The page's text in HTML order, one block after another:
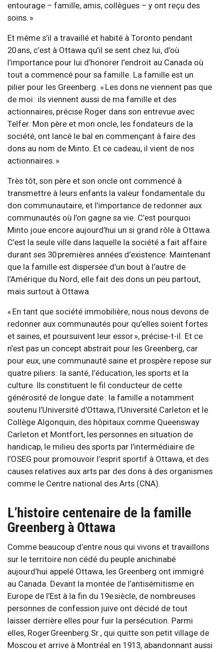
entourage – famille, amis, collègues – y ont reçu des
soins. »
Et même s’il a travaillé et habité à Toronto pendant
20 ans, c’est à Ottawa qu’il se sent chez lui, d’où
l’importance pour lui d’honorer l’endroit au Canada où
tout a commencé pour sa famille. La famille est un
pilier pour les Greenberg. « Les dons ne viennent pas que
de moi : ils viennent aussi de ma famille et des
actionnaires, précise Roger dans son entrevue avec
Telfer. Mon père et mon oncle, les fondateurs de la
société, ont lancé le bal en commençant à faire des
dons au nom de Minto. Et ce cadeau, il vient de nos
actionnaires. »
Très tôt, son père et son oncle ont commencé à
transmettre à leurs enfants la valeur fondamentale du
don communautaire, et l’importance de redonner aux
communautés où l’on gagne sa vie. C’est pourquoi
Minto joue encore aujourd’hui un si grand rôle à Ottawa.
C’est la seule ville dans laquelle la société a fait affaire
durant ses 30 premières années d’existence. Maintenant
que la famille est dispersée d’un bout à l’autre de
l’Amérique du Nord, elle fait des dons un peu partout,
mais surtout à Ottawa.
« En tant que société immobilière, nous nous devons de
redonner aux communautés pour qu’elles soient fortes
et saines, et poursuivent leur essor », précise-t-il. Et ce
n’est pas un concept abstrait pour les Greenberg, car
pour eux, une communauté saine et prospère repose sur
quatre piliers : la santé, l’éducation, les sports et la
culture. Ils constituent le fil conducteur de cette
générosité de longue date : la famille a notamment
soutenu l’Université d’Ottawa, l’Université Carleton et le
Collège Algonquin, des hôpitaux comme Queensway
Carleton et Montfort, les personnes en situation de
handicap, le milieu des sports par l’intermédiaire de
l’OSEG pour promouvoir l’esprit sportif à Ottawa, et des
causes relatives aux arts par des dons à des organismes
comme le Centre national des Arts (CNA).
L’histoire centenaire de la famille
Greenberg à Ottawa
Comme beaucoup d’entre nous qui vivons et travaillons
sur le territoire non cédé du peuple anichinabé
aujourd’hui appelé Ottawa, les Greenberg ont immigré
au Canada. Devant la montée de l’antisémitisme en
Europe de l’Est à la fin du 19e siècle, de nombreuses
personnes de confession juive ont décidé de tout
laisser derrière elles pour fuir la persécution. Parmi
elles, Roger Greenberg Sr., qui quitte son petit village de
Moscou et arrive à Montréal en 1913, abandonnant aussi